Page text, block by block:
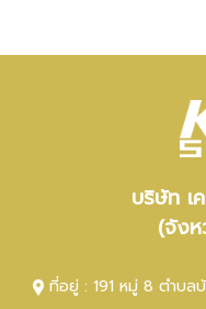
บริษัท เ
(จัง
ที่อยู่ : 191 หมู่ 8 ตำบล